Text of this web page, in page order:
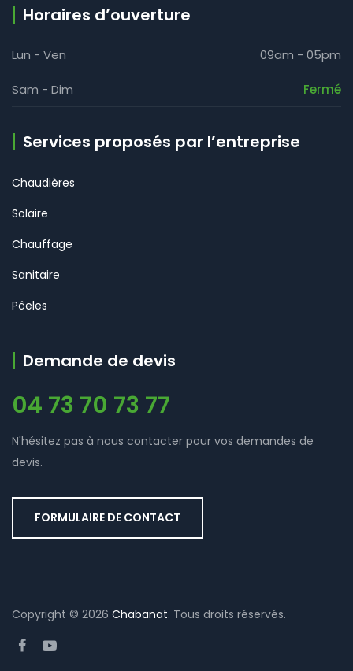
Horaires d’ouverture
Lun - Ven 09am - 05pm
Sam - Dim Fermé
Services proposés par l’entreprise
Chaudières
Solaire
Chauffage
Sanitaire
Pôeles
Demande de devis
04 73 70 73 77
N'hésitez pas à nous contacter pour vos demandes de
devis.
FORMULAIRE DE CONTACT
Copyright © 2026 Chabanat. Tous droits réservés.